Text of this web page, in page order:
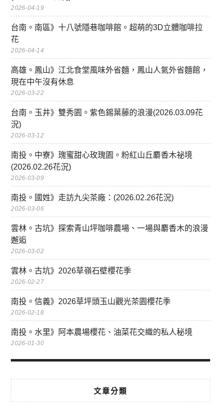
2026-04-19
台南。南區》十八號隱巷咖啡館。超萌的3D立體咖啡拉
花
2026-04-14
高雄。鳳山》江北食堂風味外省麵，鳳山人氣外省麵館，
現在中午沒有休息
2026-03-22
台南。玉井》雙秀園。紫色錫葉藤的浪漫(2026.03.09花
況)
2026-03-12
南投。中寮》瑰蜜甜心玫瑰園。粉紅山丘麝香木祕境
(2026.02.26花況)
2026-03-09
南投。國姓》走訪九尖茶廠：(2026.02.26花況)
2026-03-06
雲林。古坑》探索青山坪咖啡農場、一場與麝香木的浪漫
邂逅
2026-03-02
雲林。古坑》2026草嶺石壁櫻花季
2026-02-27
南投。信義》2026草坪頭玉山觀光茶園櫻花季
2026-02-18
南投。水里》阿本農場櫻花、油菜花交織的私人秘境
2026-01-30
文章分類